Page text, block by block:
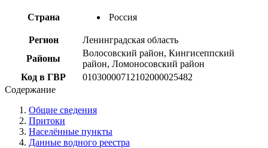
Страна Россия
Регион
Ленинградская область
Районы
Волосовский район, Кингисеппский
район, Ломоносовский район
Код в ГВР
01030000712102000025482
Содержание
Общие сведения
Притоки
Населённые пункты
Данные водного реестра